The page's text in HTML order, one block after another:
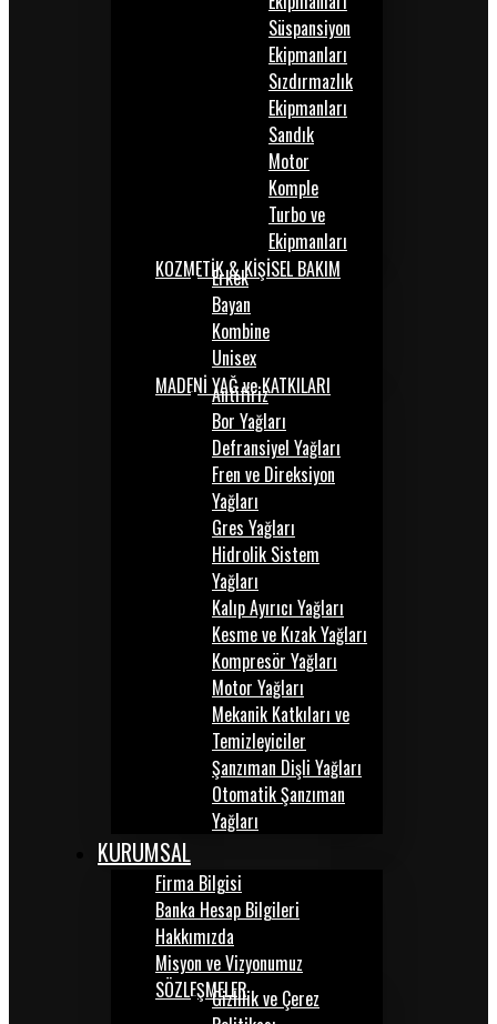
Süspansiyon
Ekipmanları
Sızdırmazlık
Ekipmanları
Sandık
Motor
Komple
Turbo ve
Ekipmanları
KOZMETİK & KİŞİSEL BAKIM
Erkek
Bayan
Kombine
Unisex
MADENİ YAĞ ve KATKILARI
Antifiriz
Bor Yağları
Defransiyel Yağları
Fren ve Direksiyon
Yağları
Gres Yağları
Hidrolik Sistem
Yağları
Kalıp Ayırıcı Yağları
Kesme ve Kızak Yağları
Kompresör Yağları
Motor Yağları
Mekanik Katkıları ve
Temizleyiciler
Şanzıman Dişli Yağları
Otomatik Şanzıman
Yağları
KURUMSAL
Firma Bilgisi
Banka Hesap Bilgileri
Hakkımızda
Misyon ve Vizyonumuz
SÖZLEŞMELERGizlilik ve Çerez